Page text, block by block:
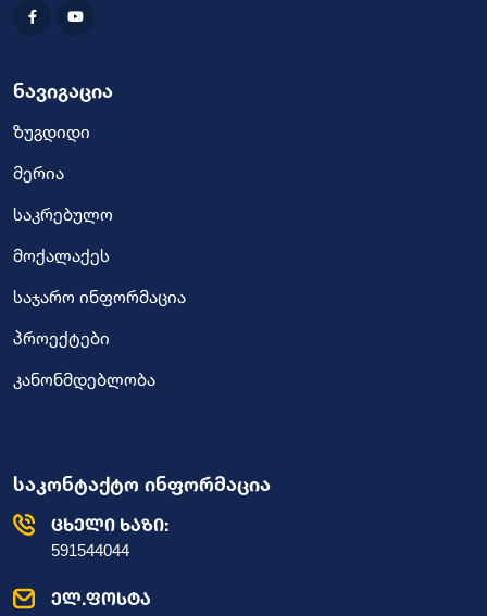
ნავიგაცია
ზუგდიდი
მერია
საკრებულო
მოქალაქეს
საჯარო ინფორმაცია
პროექტები
კანონმდებლობა
საკონტაქტო ინფორმაცია
ცხელი ხაზი:
591544044
ელ.ფოსტა